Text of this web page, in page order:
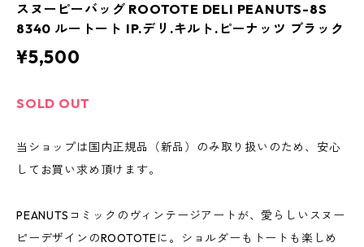
スヌーピーバッグ ROOTOTE DELI PEANUTS-8S
8340 ルートート IP.デリ.キルト.ピーナッツ ブラック
¥5,500
SOLD OUT
当ショップは国内正規品（新品）のみ取り扱いのため、安心
してお買い求め頂けます。
PEANUTSコミックのヴィンテージアートが、愛らしいスヌー
ピーデザインのROOTOTEに。ショルダーもトートも楽しめ